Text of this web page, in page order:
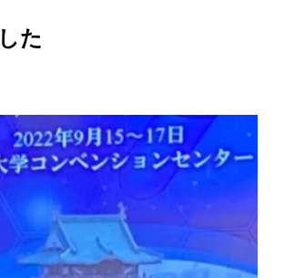
(日本語) UBE学術振興財団第6
6回奨励賞贈呈式に参加しまし
た